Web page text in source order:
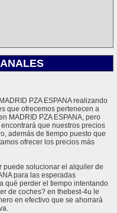
PZA ESPANA realizando
que ofrecemos pertenecen a
MADRID PZA ESPANA, pero
que nuestros precios
además de tiempo puesto que
ofrecer los precios más
puede solucionar el alquiler de
para las esperadas
qué perder el tiempo intentando
de coches? en thebest-4u le
en efectivo que se ahorrará